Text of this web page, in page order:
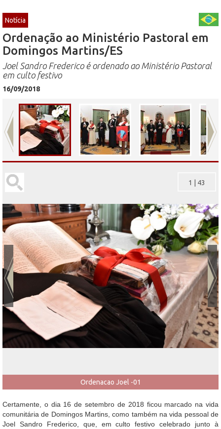
Notícia
Ordenação ao Ministério Pastoral em
Domingos Martins/ES
Joel Sandro Frederico é ordenado ao Ministério Pastoral
em culto festivo
16/09/2018
Ordenacao Joel -01
1 43
Certamente, o dia 16 de setembro de 2018 ficou marcado na vida
comunitária de Domingos Martins, como também na vida pessoal de
Joel Sandro Frederico, que, em culto festivo celebrado junto à